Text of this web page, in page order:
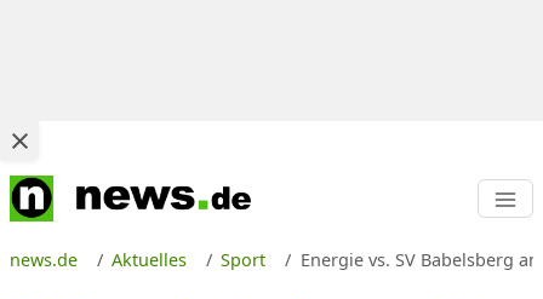
news.de Aktuelles Sport Energie vs. SV Babelsberg